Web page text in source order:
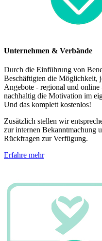
Unternehmen & Verbände
Durch die Einführung von
Beschäftigten die Möglichkeit,
Angebote - regional und
nachhaltig die Motivation im
Und das komplett kostenlos!
Zusätzlich stellen wir
zur internen Bekanntmachung
Rückfragen zur Verfügung.
Erfahre mehr